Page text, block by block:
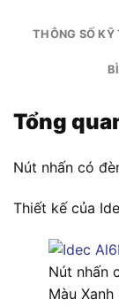
THÔNG SỐ KỸ
Tổng
Nút nhấn có
Thiết kế của
Nút nhấn
Màu Xanh